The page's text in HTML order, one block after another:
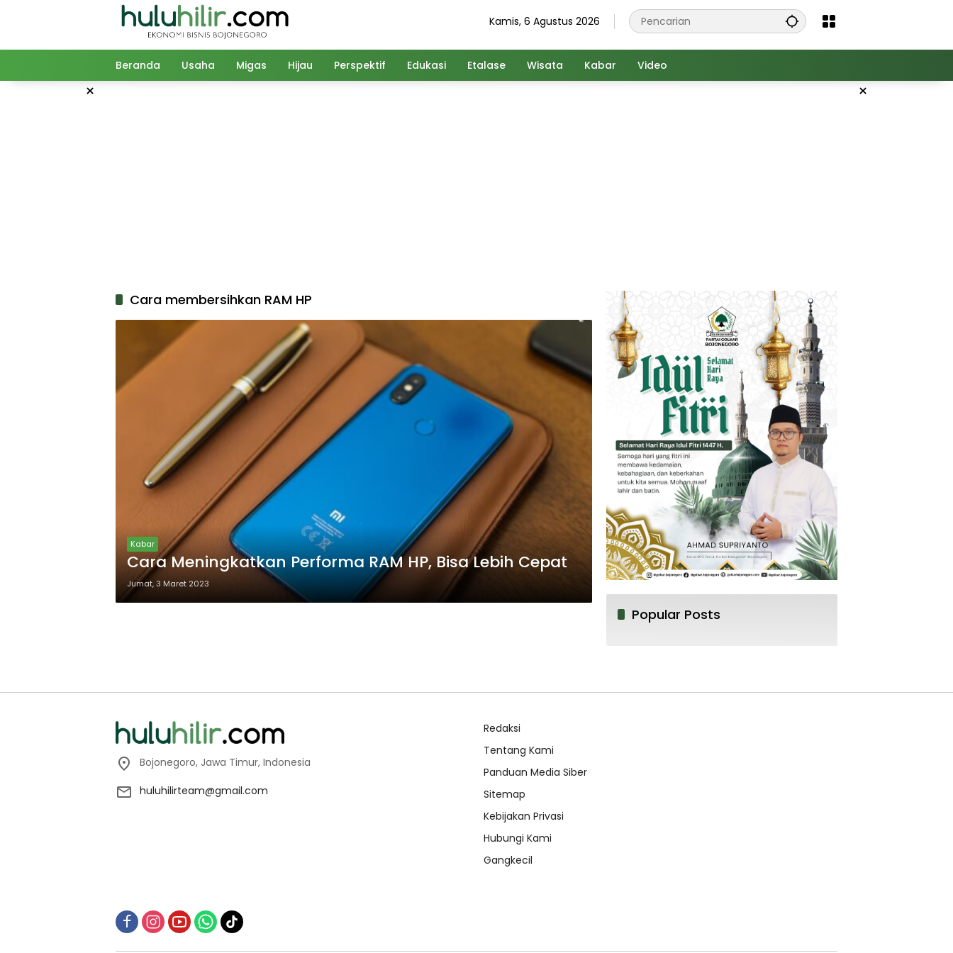
Kamis, 6 Agustus 2026
Beranda Usaha Migas Hijau Perspektif Edukasi Etalase Wisata Kabar Video
× ×
Cara membersihkan RAM HP
Kabar
Cara Meningkatkan Performa RAM HP, Bisa Lebih Cepat
Jumat, 3 Maret 2023
Popular Posts
Bojonegoro, Jawa Timur, Indonesia
huluhilirteam@gmail.com
Redaksi
Tentang Kami
Panduan Media Siber
Sitemap
Kebijakan Privasi
Hubungi Kami
Gangkecil